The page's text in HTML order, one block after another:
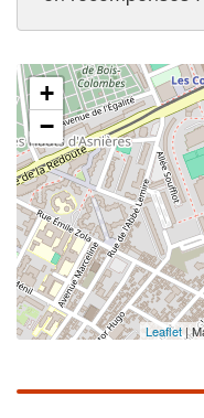
+
−
Leaflet|